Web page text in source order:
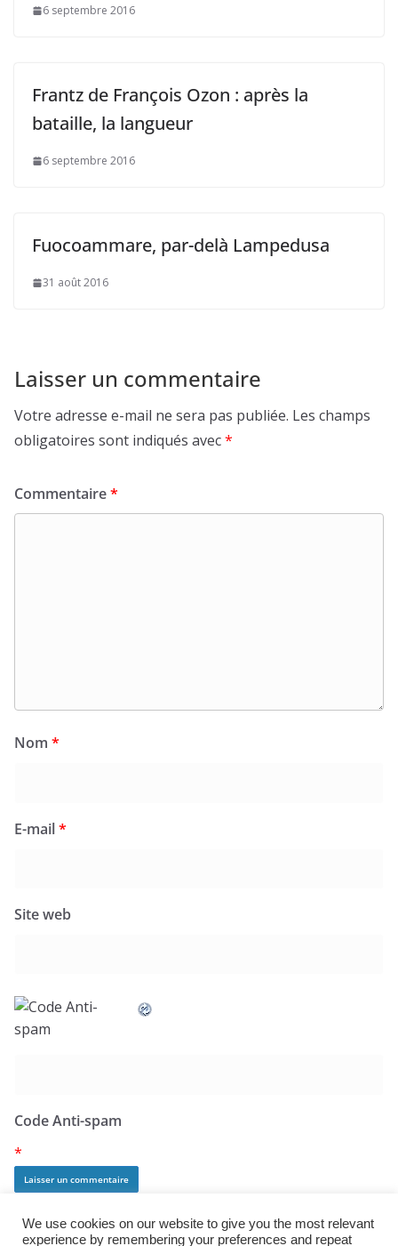
6 septembre 2016
Frantz de François Ozon : après la
bataille, la langueur
6 septembre 2016
Fuocoammare, par-delà Lampedusa
31 août 2016
Laisser un commentaire
Votre adresse e-mail ne sera pas publiée. Les champs
obligatoires sont indiqués avec*
Commentaire*
Nom *
E-mail*
Site web
Code Anti-spam
*
We use cookies on our website to give you the most relevant
experience by remembering your preferences and repeat